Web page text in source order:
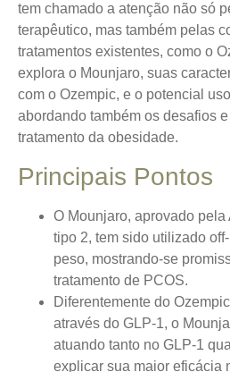
tem chamado a atenção não só
terapêutico, mas também pelas
tratamentos existentes, como o
explora o Mounjaro, suas
com o Ozempic, e o potencial
abordando também os desafios
tratamento da obesidade.
Principais Pontos
O Mounjaro, aprovado
tipo 2, tem sido utilizado
peso, mostrando-se
tratamento de PCOS.
Diferentemente do
através do GLP-1, o
atuando tanto no GLP-1
explicar sua maior eficácia